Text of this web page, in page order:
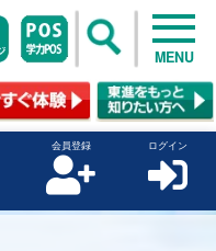
MENU
会員登録 ログイン